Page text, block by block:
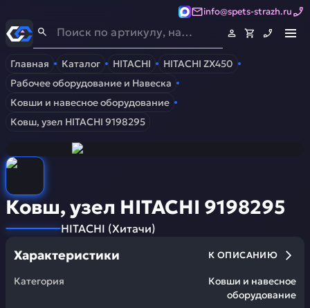
info@spets-strazh.ru
Спец-Страж- Запчасти для спецтехники
Главная Каталог HITACHI
HITACHI ZX450
Рабочее оборудование и Навеска
Ковши и навесное оборудование
Ковш, узел HITACHI 9198295
Ковш, узел HITACHI 9198295
HITACHI (Хитачи)
Характеристики К ОПИСАНИЮ
Категория
Ковши и навесное
оборудование